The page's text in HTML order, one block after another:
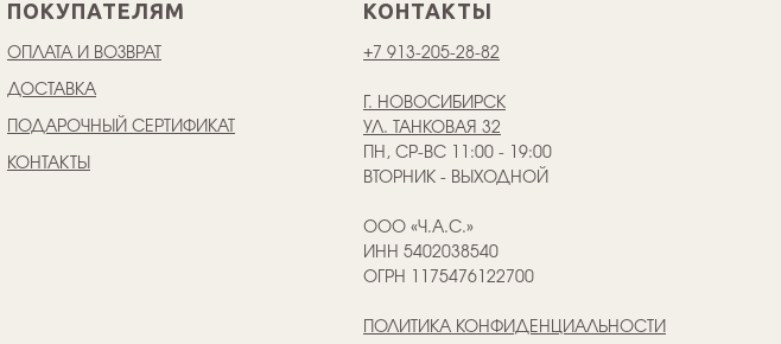
ПОКУПАТЕЛЯМ
ОПЛАТА И ВОЗВРАТ
ДОСТАВКА
ПОДАРОЧНЫЙ СЕРТИФИКАТ
КОНТАКТЫ
КОНТАКТЫ
+7 913-205-28-82
Г. НОВОСИБИРСК
УЛ. ТАНКОВАЯ 32
ПН, СР-ВС 11:00 - 19:00
ВТОРНИК - ВЫХОДНОЙ
ООО «Ч.А.С.»
ИНН 5402038540
ОГРН 1175476122700
ПОЛИТИКА КОНФИДЕНЦИАЛЬНОСТИ